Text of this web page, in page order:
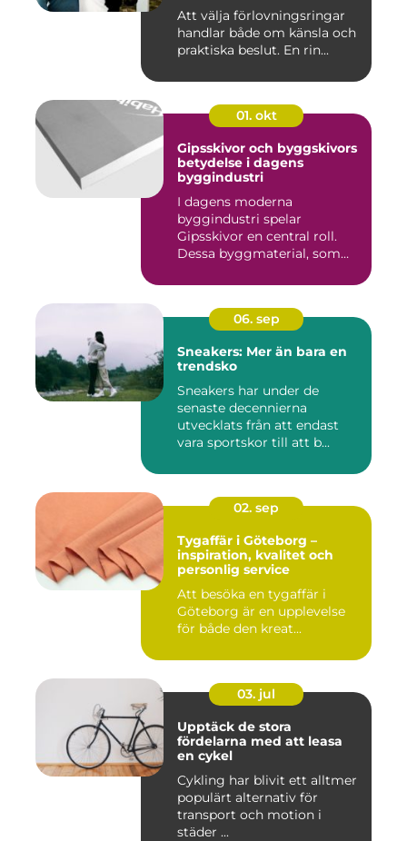
Att välja förlovningsringar
handlar både om känsla och
praktiska beslut. En rin...
01. okt
Gipsskivor och byggskivors
betydelse i dagens
byggindustri
I dagens moderna
byggindustri spelar
Gipsskivor en central roll.
Dessa byggmaterial, som
06. sep
Sneakers: Mer än bara en
trendsko
Sneakers har under de
senaste decennierna
utvecklats från att endast
vara sportskor till att b...
02. sep
Tygaffär i Göteborg –
inspiration, kvalitet och
personlig service
Att besöka en tygaffär i
Göteborg är en upplevelse
för både den kreat...
03. jul
Upptäck de stora
fördelarna med att leasa
en cykel
Cykling har blivit ett alltmer
populärt alternativ för
transport och motion i
städer ...